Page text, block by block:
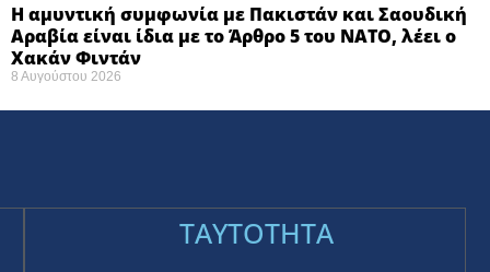
Η αμυντική συμφωνία με Πακιστάν και Σαουδική
Αραβία είναι ίδια με το Άρθρο 5 του ΝΑΤΟ, λέει ο
Χακάν Φιντάν
8 Αυγούστου 2026
TAYTOTHTA